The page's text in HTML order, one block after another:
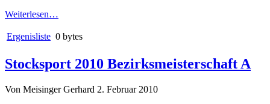
Weiterlesen…
Ergenisliste 0 bytes
Stocksport 2010 Bezirksmeisterschaft A
Von Meisinger Gerhard 2. Februar 2010